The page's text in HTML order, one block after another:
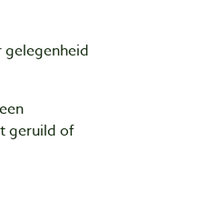
geruild of